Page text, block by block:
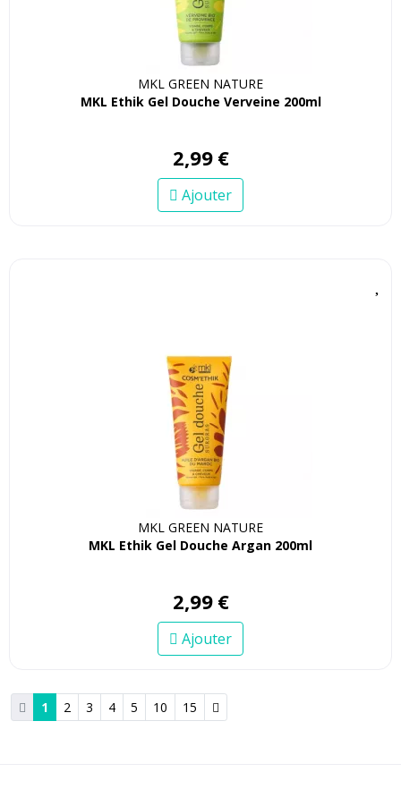
MKL GREEN NATURE
MKL Ethik Gel Douche Verveine 200ml
2,99 €
Ajouter
MKL GREEN NATURE
MKL Ethik Gel Douche Argan 200ml
2,99 €
Ajouter
1 2 3 4 5 10 15